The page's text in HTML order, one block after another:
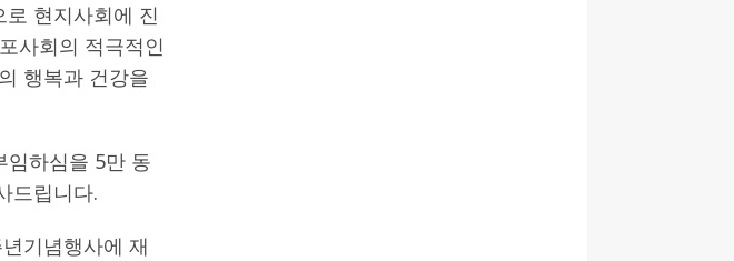
현지사회에 진
사회의 적극적인
행복과 건강을
임하심을 5만 동
드립니다.
기념행사에 재